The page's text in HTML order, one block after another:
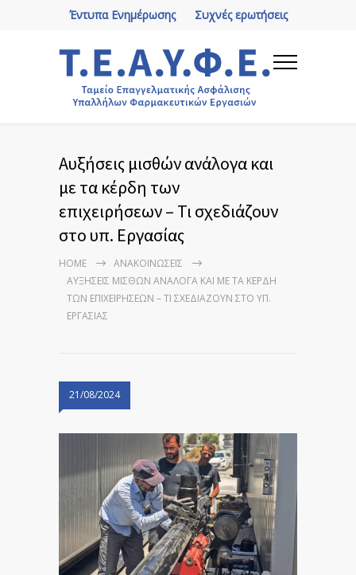
Συχνές ερωτήσεις
Έντυπα Ενημέρωσης
Αυξήσεις μισθών ανάλογα και
με τα κέρδη των
επιχειρήσεων – Τι σχεδιάζουν
στο υπ. Εργασίας
HOME
ΑΝΑΚΟΙΝΏΣΕΙΣ
ΑΥΞΉΣΕΙΣ ΜΙΣΘΏΝ ΑΝΆΛΟΓΑ ΚΑΙ ΜΕ ΤΑ ΚΈΡΔΗ
ΤΩΝ ΕΠΙΧΕΙΡΉΣΕΩΝ – ΤΙ ΣΧΕΔΙΆΖΟΥΝ ΣΤΟ ΥΠ.
ΕΡΓΑΣΊΑΣ
21/08/2024